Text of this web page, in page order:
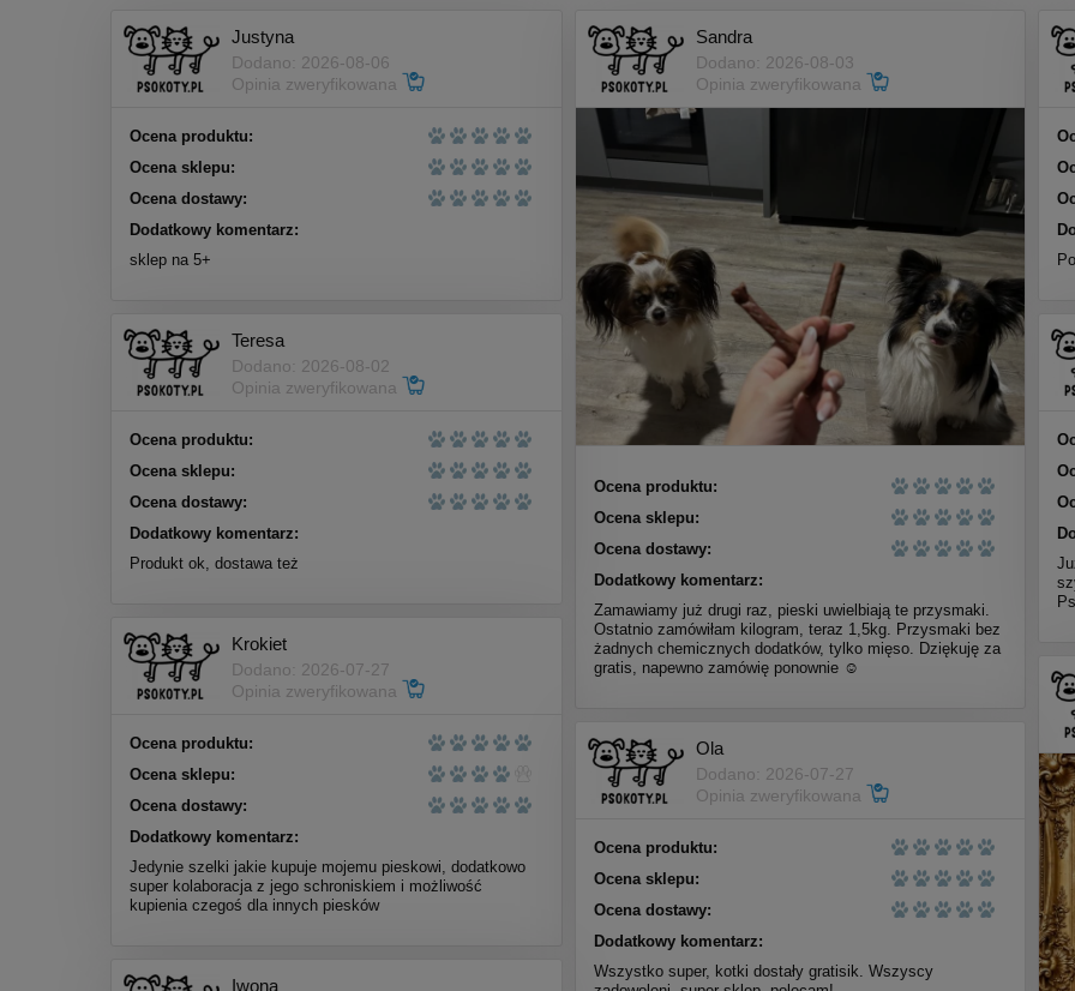
Justyna
Dodano: 2026-08-06
Opinia zweryfikowana
Ocena produktu:
Ocena sklepu:
Ocena dostawy:
Dodatkowy komentarz:
sklep na 5+
Sandra
Dodano: 2026-08-03
Opinia zweryfikowana
Ocena produktu:
Ocena sklepu:
Ocena dostawy:
Dodatkowy komentarz:
Zamawiamy już drugi raz, pieski uwielbiają te przysmaki.
Ostatnio zamówiłam kilogram, teraz 1,5kg. Przysmaki bez
żadnych chemicznych dodatków, tylko mięso. Dziękuję za
gratis, napewno zamówię ponownie ☺️
Teresa
Dodano: 2026-08-02
Opinia zweryfikowana
Ocena produktu:
Ocena sklepu:
Ocena dostawy:
Dodatkowy komentarz:
Produkt ok, dostawa też
Krokiet
Dodano: 2026-07-27
Opinia zweryfikowana
Ocena produktu:
Ocena sklepu:
Ocena dostawy:
Dodatkowy komentarz:
Jedynie szelki jakie kupuje mojemu pieskowi, dodatkowo
super kolaboracja z jego schroniskiem i możliwość
kupienia czegoś dla innych piesków
Ola
Dodano: 2026-07-27
Opinia zweryfikowana
Ocena produktu:
Ocena sklepu:
Ocena dostawy:
Dodatkowy komentarz:
Wszystko super, kotki dostały gratisik. Wszyscy
Iwona